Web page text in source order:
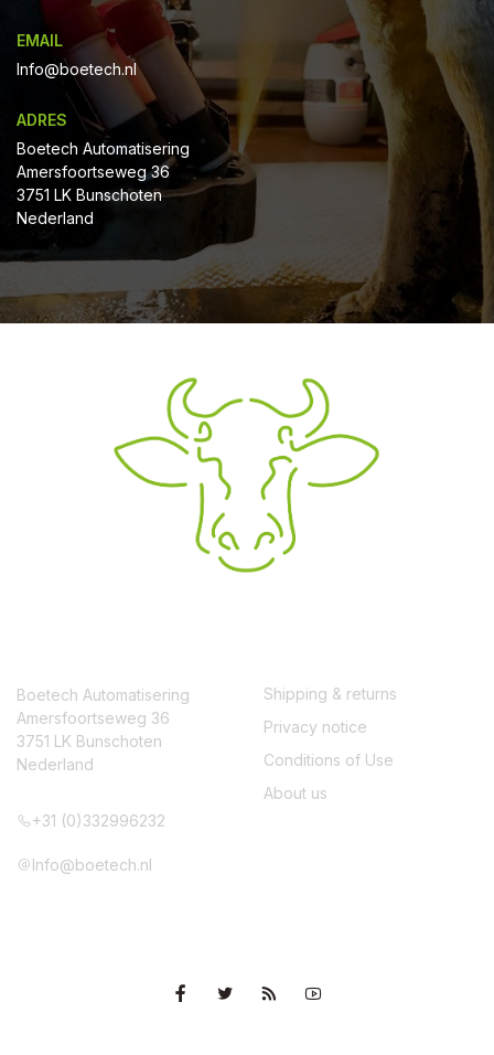
EMAIL
Info@boetech.nl
ADRES
Boetech Automatisering
Amersfoortseweg 36
3751 LK Bunschoten
Nederland
Boetech Automatisering
Amersfoortseweg 36
3751 LK Bunschoten
Nederland
+31 (0)332996232
Info@boetech.nl
Shipping & returns
Privacy notice
Conditions of Use
About us